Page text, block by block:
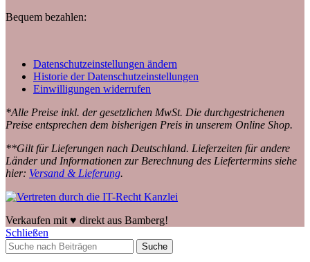
Bequem bezahlen:
Datenschutzeinstellungen ändern
Historie der Datenschutzeinstellungen
Einwilligungen widerrufen
*Alle Preise inkl. der gesetzlichen MwSt. Die durchgestrichenen
Preise entsprechen dem bisherigen Preis in unserem Online Shop.
**Gilt für Lieferungen nach Deutschland. Lieferzeiten für andere
Länder und Informationen zur Berechnung des Liefertermins siehe
hier: Versand & Lieferung.
Verkaufen mit ♥️ direkt aus Bamberg!
Schließen
Suche